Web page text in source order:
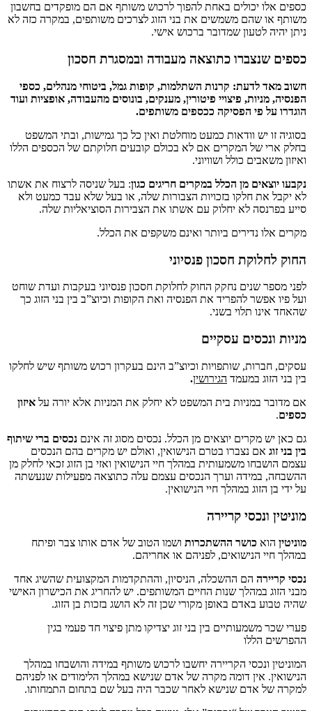
יכולים באחת להפוך לרכוש משותף אם הם מופקדים בחשבון
משמשים את בני הזוג לצרכים משותפים, במקרה כזה לא
לטעון שמדובר ברכוש אישי.
כתוצאה מעבודה ובמסגרת חסכון
קרנות השתלמות, קופות גמל, ביטוחי מנהלים, כספי
פיצויי פיטורין, מענקים, בונוסים מהעבודה, אופציות ועוד
פי הפסיקה ככספים משותפים.
יש וודאות כמעט מוחלטת ואין כל כך גמישות, ובתי המשפט
המקרים אם לא בכולם קובעים חלוקתם של הכספים הללו
כולל ושוויוני.
מן הכלל במקרים חריגים כגון : בעל שניסה לרצוח את אשתו
חלקו בזכויות הצבורות שלה, או בעל שלא עבד כמעט ולא
לא יחלוק עם אשתו את הצבירות הסוציאליות שלה.
נדירים ביותר ואינם משקפים את הכלל.
חסכון פנסיוני
שנים נחקק החוק לחלוקת חסכון פנסיוני בעקבות ועדת שוחט
להפריד את הפנסיה ואת הקופות וכיוצ”ב בין בני הזוג כך
תלוי בשני.
עסקיים
שותפויות וכיוצ”ב הינם בעקרון רכוש משותף שיש לחלקו
במעמדהגירושין.
בית המשפט לא יחלק את המניות אלא יורה עלאיזון
יוצאים מן הכלל. נכסים מסוג זה אינםנכסים ברי שיתוף
נצברו בטרם הנישואין, ואולם יש מקרים בהם הנכסים
משמעותית במהלך חיי הנישואין ואזי בן הזוג זכאי לחלק מן
וערך הנכסים עצמם עלה כתוצאה מפעילות שנעשתה
במהלך חיי הנישואין.
קריירה
כושר ההשתכרות ושמו הטוב של אדם אותו צבר ופיתח
הנישואים, לפניהם או אחריהם.
הם ההשכלה, הניסיון, וההתקדמות המקצועית שהשיג אחד
במהלך שנות החיים המשותפים. יש להחריג את הכישרון האישי
באדם באופן מקורי שכן זה לא הושג בזכות בן הזוג.
בין בני זוג יצדיקו מתן פיצוי חד פעמי בגין
הקריירה יחשבו לרכוש משותף במידה והושבחו במהלך
אין דומה מקרה של אדם שנישא במהלך הלימודים או לפניהם
אדם שנישא לאחר שכבר היה בעל שם בתחום התמחותו.